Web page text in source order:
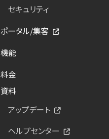
セキュリティ
ポータル/集客
機能
料金
資料
アップデート
ヘルプセンター